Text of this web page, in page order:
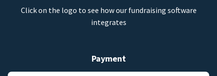
Click on the logo to see how our fundraising software
integrates
Payment